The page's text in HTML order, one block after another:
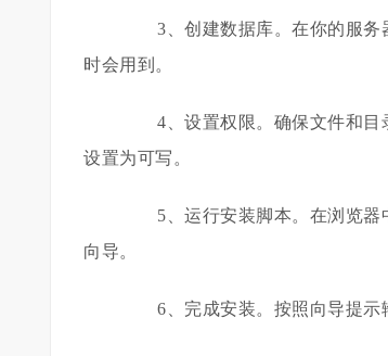
3、创建数据库。在你的服务
时会用到。
4、设置权限。确保文件和目录
设置为可写。
5、运行安装脚本。在浏览器中
向导。
6、完成安装。按照向导提示